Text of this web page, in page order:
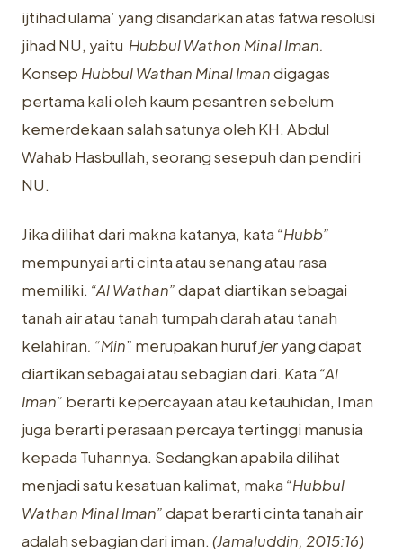
ijtihad ulama’ yang disandarkan atas fatwa resolusi
jihad NU, yaitu Hubbul Wathon Minal Iman.
Konsep Hubbul Wathan Minal Imandigagas
pertama kali oleh kaum pesantren sebelum
kemerdekaan salah satunya oleh KH. Abdul
Wahab Hasbullah, seorang sesepuh dan pendiri
NU.
Jika dilihat dari makna katanya, kata “Hubb”
mempunyai arti cinta atau senang atau rasa
memiliki. “Al Wathan”dapat diartikan sebagai
tanah air atau tanah tumpah darah atau tanah
kelahiran. “Min” merupakan hurufjeryang dapat
diartikan sebagai atau sebagian dari. Kata “Al
Iman” berarti kepercayaan atau ketauhidan, Iman
juga berarti perasaan percaya tertinggi manusia
kepada Tuhannya. Sedangkan apabila dilihat
menjadi satu kesatuan kalimat, maka “Hubbul
Wathan Minal Iman”dapat berarti cinta tanah air
adalah sebagian dari iman. (Jamaluddin, 2015:16)